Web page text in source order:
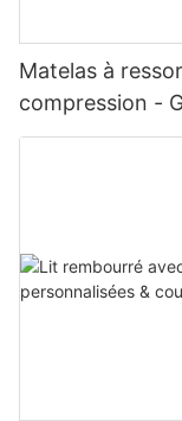
Matelas à
compression -